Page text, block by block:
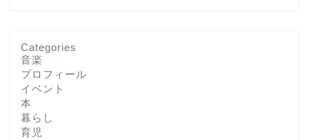
Categories
音楽
プロフィール
イベント
本
暮らし
育児